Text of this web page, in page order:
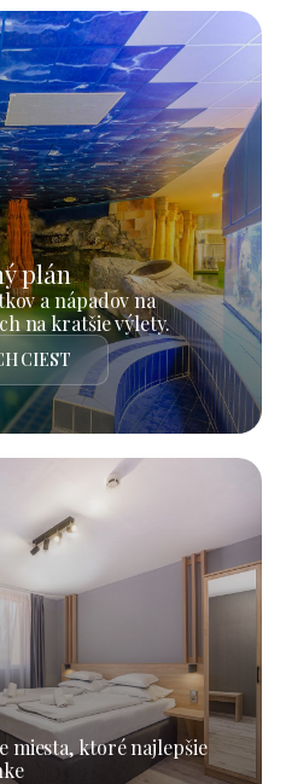
plán
a nápadov na
na kratšie výlety.
CIEST
miesta, ktoré najlepšie